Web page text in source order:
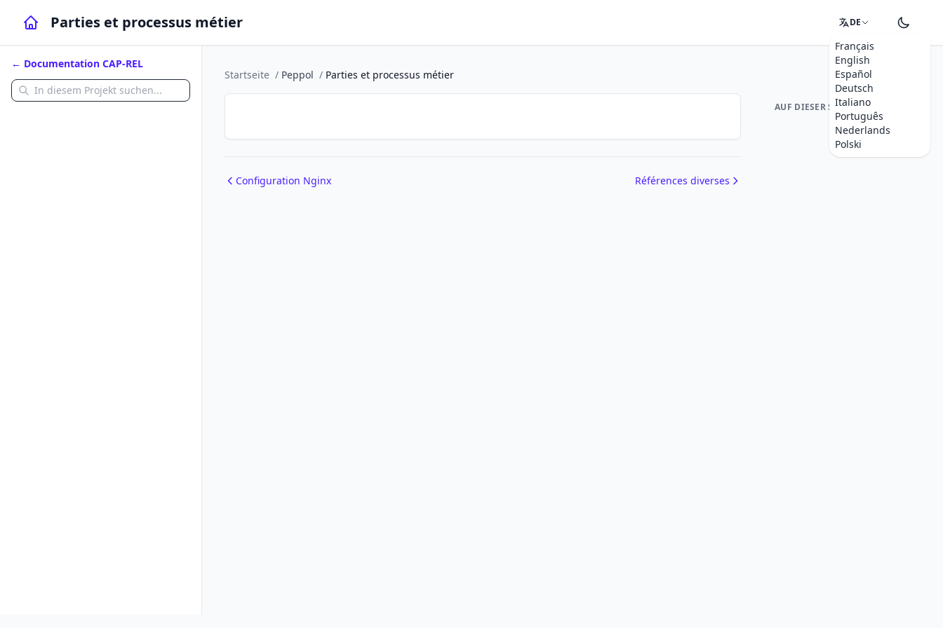
Parties et processus métier DE
Français
English
Español
Deutsch
Italiano
Português
Nederlands
Polski
← Documentation CAP-REL
Startseite / Peppol / Parties et processus métier
Configuration Nginx Références diverses
AUF DIESER SEITE